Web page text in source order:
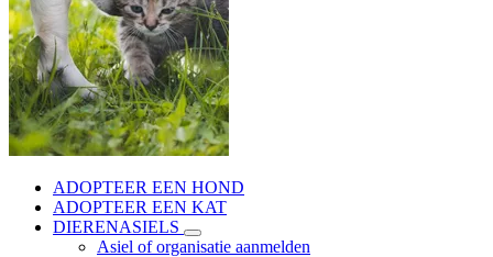
ADOPTEER EEN HOND
ADOPTEER EEN KAT
DIERENASIELS
Asiel of organisatie aanmelden